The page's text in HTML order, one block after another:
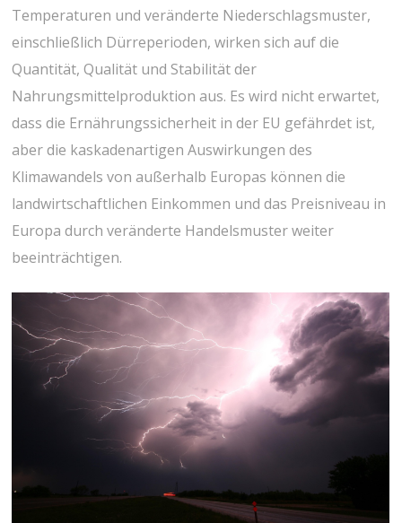
Temperaturen und veränderte Niederschlagsmuster,
einschließlich Dürreperioden, wirken sich auf die
Quantität, Qualität und Stabilität der
Nahrungsmittelproduktion aus. Es wird nicht erwartet,
dass die Ernährungssicherheit in der EU gefährdet ist,
aber die kaskadenartigen Auswirkungen des
Klimawandels von außerhalb Europas können die
landwirtschaftlichen Einkommen und das Preisniveau in
Europa durch veränderte Handelsmuster weiter
beeinträchtigen.